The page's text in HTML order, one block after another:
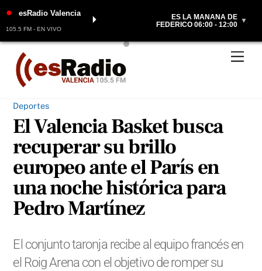
Skip
content
● esRadio Valencia
105.5 FM - EN VIVO
⏵
ES LA MAÑANA DE
FEDERICO 06:00 - 12:00 ▼
Deportes
El Valencia Basket busca
recuperar su brillo
europeo ante el París en
una noche histórica para
Pedro Martínez
El conjunto taronja recibe al equipo francés en
el Roig Arena con el objetivo de romper su